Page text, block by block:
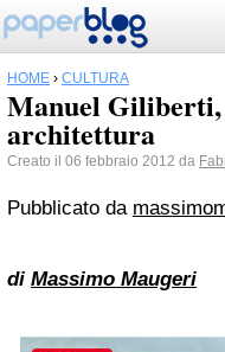
HOME › CULTURA
Manuel Giliberti,
architettura
Creato il 06 febbraio 2012 da
Pubblicato da
di Massimo Maugeri